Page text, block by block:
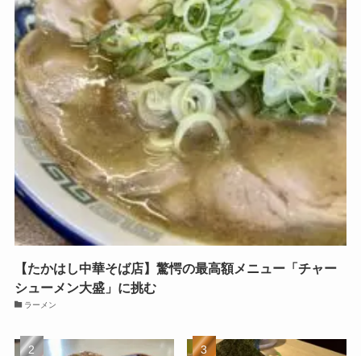
【たかはし中華そば店】驚愕の最高額メニュー「チャー
シューメン大盛」に挑む
ラーメン